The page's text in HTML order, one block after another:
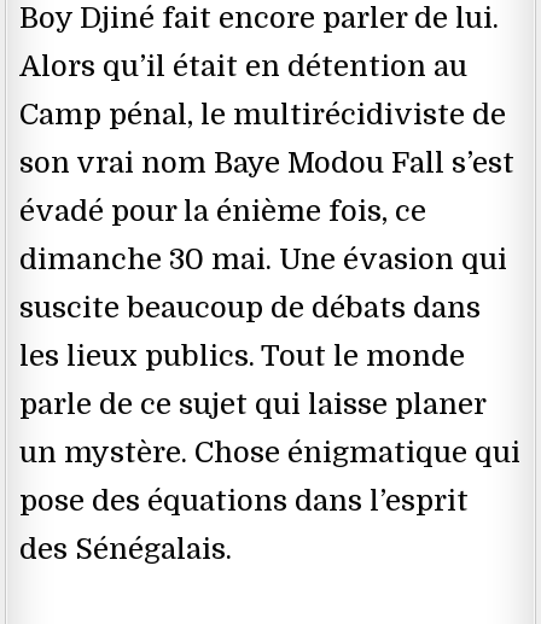
Boy Djiné fait encore parler de lui.
Alors qu’il était en détention au
Camp pénal, le multirécidiviste de
son vrai nom Baye Modou Fall s’est
évadé pour la énième fois, ce
dimanche 30 mai. Une évasion qui
suscite beaucoup de débats dans
les lieux publics. Tout le monde
parle de ce sujet qui laisse planer
un mystère. Chose énigmatique qui
pose des équations dans l’esprit
des Sénégalais.